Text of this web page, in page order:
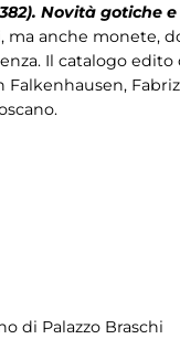
Novità
ma anche
Il catalogo
Falkenhausen,
di Palazzo Braschi